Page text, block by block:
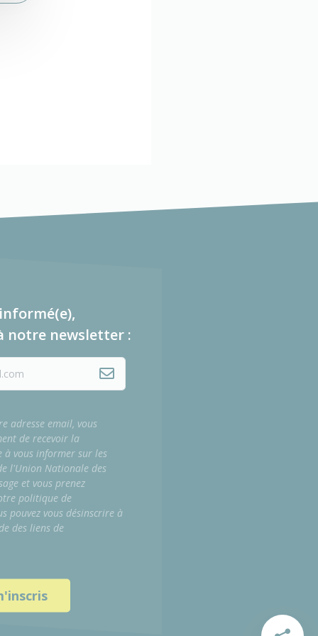
notre newsletter :
adresse email, vous
de recevoir la
à vous informer sur les
l'Union Nationale des
et vous prenez
politique de
pouvez vous désinscrire à
des liens de